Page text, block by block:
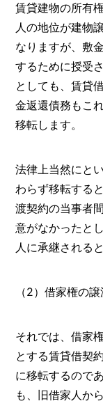
賃貸建物の所有
人の地位が建物
なりますが、敷
するために授受
としても、賃貸
金返還債務もこ
移転します。
法律上当然にと
わらず移転する
渡契約の当事者
意がなかったと
人に承継される
（2）借家権の
それでは、借家
とする賃貸借契
に移転するので
も、旧借家人か